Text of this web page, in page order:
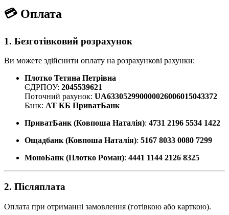
💳 Оплата
1. Безготівковий розрахунок
Ви можете здійснити оплату на розрахункові рахунки:
Плотко Тетяна Петрівна
ЄДРПОУ: 2045539621
Поточний рахунок: UA633052990000026006015043372
Банк: АТ КБ ПриватБанк
ПриватБанк (Ковпоша Наталія): 4731 2196 5534 1422
Ощадбанк (Ковпоша Наталія): 5167 8033 0080 7299
МоноБанк (Плотко Роман): 4441 1144 2126 8325
2. Післяплата
Оплата при отриманні замовлення (готівкою або карткою).